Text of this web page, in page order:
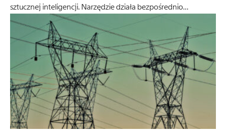
sztucznej inteligencji. Narzędzie działa bezpośrednio…